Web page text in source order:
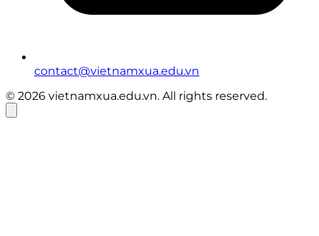
contact@vietnamxua.edu.vn
© 2026 vietnamxua.edu.vn. All rights reserved.